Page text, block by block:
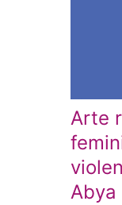
Arte
Abya